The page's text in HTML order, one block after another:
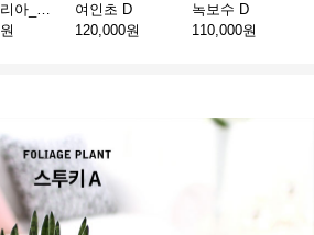
산세베리아_테이블용 H
여인초 D
120,000원
녹보수 D
110,000원